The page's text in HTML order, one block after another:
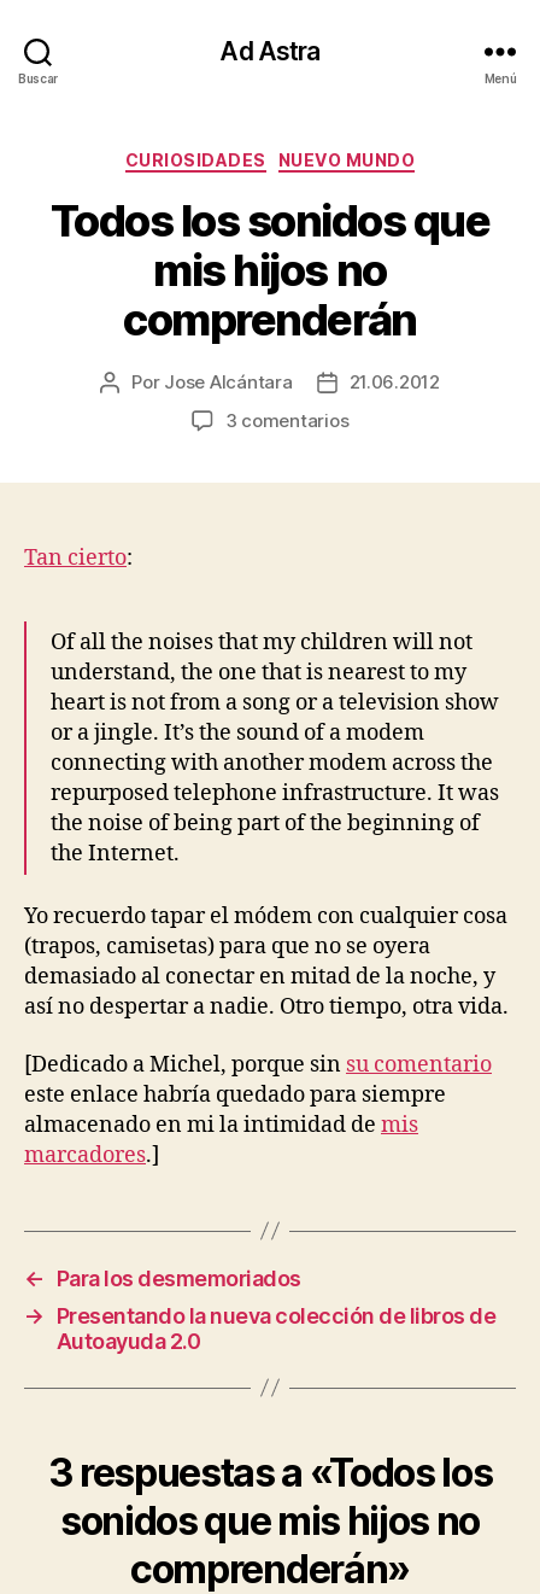
Buscar
Ad Astra
Menú
Categorías
CURIOSIDADES NUEVO MUNDO
Todos los sonidos que
mis hijos no
comprenderán
Autor
Por Jose Alcántara
Fecha
de
21.06.2012
3 comentariosen
comprenderán
Tan cierto:
Of all the noises that my children will not
understand, the one that is nearest to my
heart is not from a song or a television show
or a jingle. It’s the sound of a modem
connecting with another modem across the
repurposed telephone infrastructure. It was
the noise of being part of the beginning of
the Internet.
Yo recuerdo tapar el módem con cualquier cosa
(trapos, camisetas) para que no se oyera
demasiado al conectar en mitad de la noche, y
así no despertar a nadie. Otro tiempo, otra vida.
[Dedicado a Michel, porque sin su comentario
este enlace habría quedado para siempre
almacenado en mi la intimidad de mis
marcadores.]
←
Para los desmemoriados
→
Presentando la nueva colección de libros de
Autoayuda 2.0
3 respuestas a «Todos los
sonidos que mis hijos no
comprenderán»